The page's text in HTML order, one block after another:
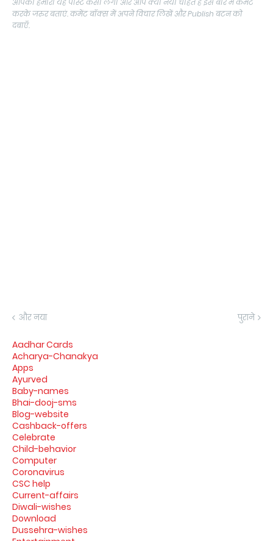
आपको हमारा यह पोस्ट कैसा लगा और आप क्या नया चाहते है इस बारे में कमेंट
करके जरुर बताएं. कमेंट बॉक्स में अपने विचार लिखें और Publish बटन को
दबाएँ.
और नया पुराने
Aadhar Cards
Acharya-Chanakya
Apps
Ayurved
Baby-names
Bhai-dooj-sms
Blog-website
Cashback-offers
Celebrate
Child-behavior
Computer
Coronavirus
CSC help
Current-affairs
Diwali-wishes
Download
Dussehra-wishes